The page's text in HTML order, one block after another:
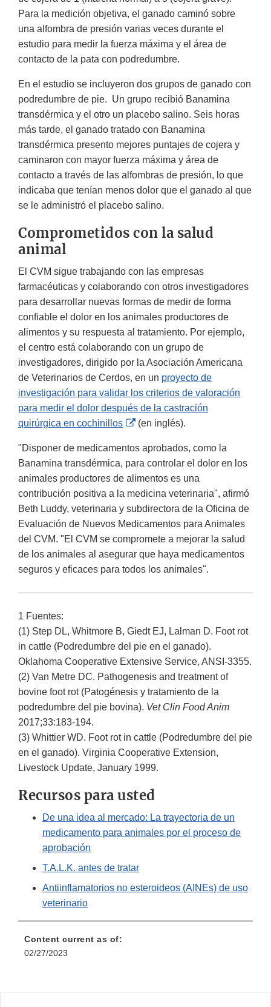
Para la medición objetiva, el ganado caminó sobre
una alfombra de presión varias veces durante el
estudio para medir la fuerza máxima y el área de
contacto de la pata con podredumbre.
En el estudio se incluyeron dos grupos de ganado con
podredumbre de pie. Un grupo recibió Banamina
transdérmica y el otro un placebo salino. Seis horas
más tarde, el ganado tratado con Banamina
transdérmica presento mejores puntajes de cojera y
caminaron con mayor fuerza máxima y área de
contacto a través de las alfombras de presión, lo que
indicaba que tenían menos dolor que el ganado al que
se le administró el placebo salino.
Comprometidos con la salud
animal
El CVM sigue trabajando con las empresas
farmacéuticas y colaborando con otros investigadores
para desarrollar nuevas formas de medir de forma
confiable el dolor en los animales productores de
alimentos y su respuesta al tratamiento. Por ejemplo,
el centro está colaborando con un grupo de
investigadores, dirigido por la Asociación Americana
de Veterinarios de Cerdos, en un proyecto de
investigación para validar los criterios de valoración
para medir el dolor después de la castración
quirúrgica en cochinillos
External
Disclaimer
(en inglés).
"Disponer de medicamentos aprobados, como la
Banamina transdérmica, para controlar el dolor en los
animales productores de alimentos es una
contribución positiva a la medicina veterinaria", afirmó
Beth Luddy, veterinaria y subdirectora de la Oficina de
Evaluación de Nuevos Medicamentos para Animales
del CVM. "El CVM se compromete a mejorar la salud
de los animales al asegurar que haya medicamentos
seguros y eficaces para todos los animales".
1 Fuentes:
(1) Step DL, Whitmore B, Giedt EJ, Lalman D. Foot rot
in cattle (Podredumbre del pie en el ganado).
Oklahoma Cooperative Extensive Service, ANSI-3355.
(2) Van Metre DC. Pathogenesis and treatment of
bovine foot rot (Patogénesis y tratamiento de la
podredumbre del pie bovina). Vet Clin Food Anim
2017;33:183-194.
(3) Whittier WD. Foot rot in cattle (Podredumbre del pie
en el ganado). Virginia Cooperative Extension,
Livestock Update, January 1999.
Recursos para usted
De una idea al mercado: La trayectoria de un
medicamento para animales por el proceso de
aprobación
T.A.L.K. antes de tratar
Antiinflamatorios no esteroideos (AINEs) de uso
veterinario
Content current as of:
02/27/2023